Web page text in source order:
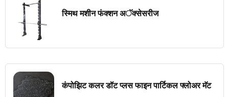
स्मिथ मशीन फंक्शन अॅक्सेसरीज
कंपोझिट कलर डॉट प्लस फाइन पार्टिकल फ्लोअर मॅट